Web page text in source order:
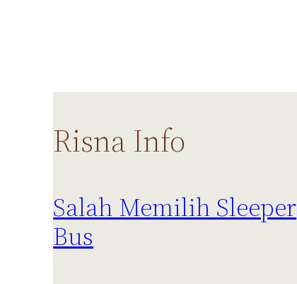
Risna Info
Salah Memilih Sleeper
Bus